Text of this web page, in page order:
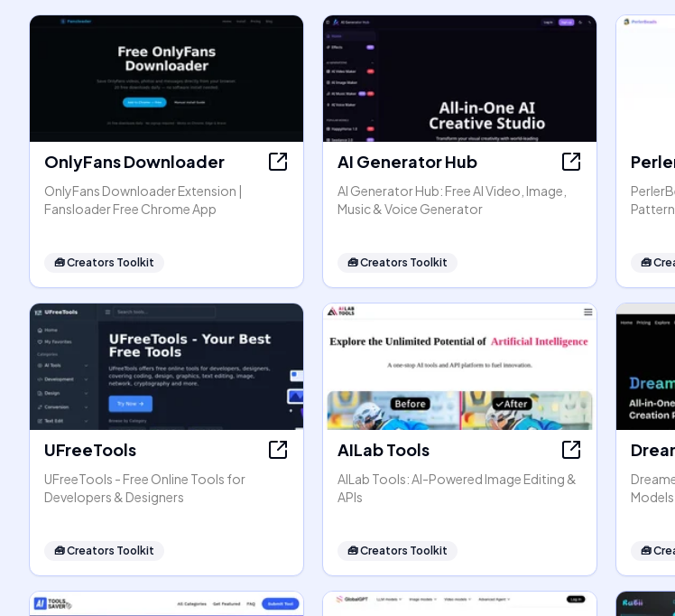
OnlyFans Downloader
OnlyFans Downloader Extension |
Fansloader Free Chrome App
🧰Creators Toolkit
AI Generator Hub
AI Generator Hub: Free AI Video, Image,
Music & Voice Generator
🧰Creators Toolkit 🧰
UFreeTools
UFreeTools - Free Online Tools for
Developers & Designers
🧰Creators Toolkit
AILab Tools
AILab Tools: AI-Powered Image Editing &
APIs
🧰Creators Toolkit
Models
🧰